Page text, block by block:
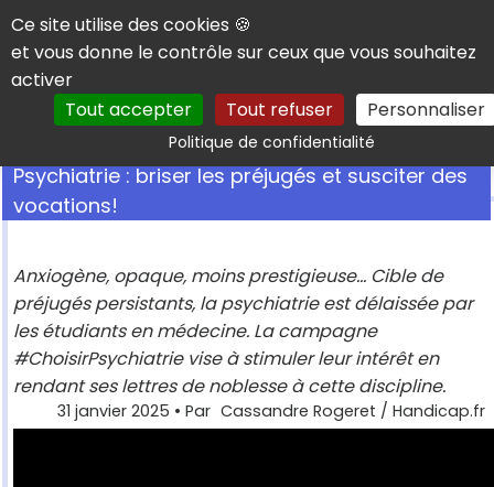
Panneau de gestion des cookies
Ce site utilise des cookies 🍪
et vous donne le contrôle sur ceux que vous souhaitez
activer
Tout accepter
Tout refuser Personnaliser
Politique de confidentialitéRechercher
Psychiatrie : briser les préjugés et susciter des
vocations!
Anxiogène, opaque, moins prestigieuse... Cible de
préjugés persistants, la psychiatrie est délaissée par
les étudiants en médecine. La campagne
#ChoisirPsychiatrie vise à stimuler leur intérêt en
rendant ses lettres de noblesse à cette discipline.
31 janvier 2025 • Par Cassandre Rogeret / Handicap.fr